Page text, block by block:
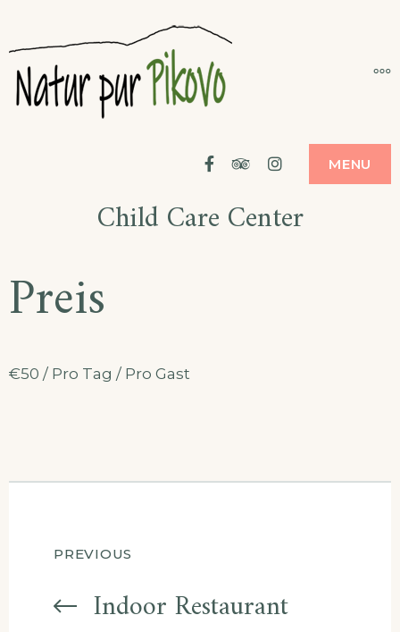
to
content
PIKOVO
FacebookTripadvisor
Instagram
MENU
Child Care Center
Preis
€50 / Pro Tag / Pro Gast
PREVIOUS
Indoor Restaurant